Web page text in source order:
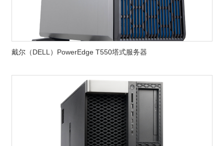
戴尔（DELL）PowerEdge T550塔式服务器